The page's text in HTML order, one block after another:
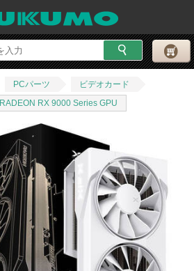
PCパーツ
ビデオカード
RADEON RX 9000 Series GPU